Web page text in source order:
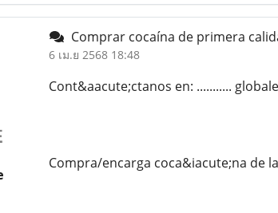
Comprar cocaína de primera
6 เม.ย 2568 18:48
Cont&aacute;ctanos en: ...........
Compra/encarga coca&iacute;na de